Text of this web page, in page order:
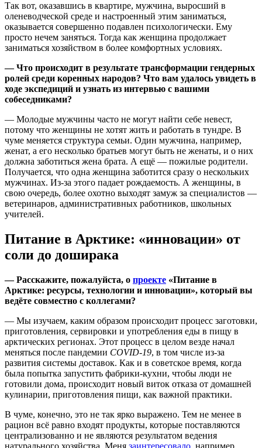
Так вот, оказавшись в квартире, мужчина, выросший в
оленеводческой среде и настроенный этим заниматься,
оказывается совершенно подавлен психологически. Ему
просто нечем заняться. Тогда как женщина продолжает
заниматься хозяйством в более комфортных условиях.
— Что происходит в результате трансформации гендерных
ролей среди коренных народов? Что вам удалось увидеть в
ходе экспедиций и узнать из интервью с вашими
собеседниками?
— Молодые мужчины часто не могут найти себе невест,
потому что женщины не хотят жить и работать в тундре. В
чуме меняется структура семьи. Один мужчина, например,
женат, а его несколько братьев могут быть не женаты, и о них
должна заботиться жена брата. А ещё — пожилые родители.
Получается, что одна женщина заботится сразу о нескольких
мужчинах. Из-за этого падает рождаемость. А женщины, в
свою очередь, более охотно выходят замуж за специалистов —
ветеринаров, административных работников, школьных
учителей.
Питание в Арктике: «инновации» от
соли до доширака
— Расскажите, пожалуйста, о проекте «Питание в
Арктике: ресурсы, технологии и инновации», который вы
ведёте совместно с коллегами?
— Мы изучаем, каким образом происходит процесс заготовки,
приготовления, сервировки и употребления еды в пищу в
арктических регионах. Этот процесс в целом везде начал
меняться после пандемии COVID-19, в том числе из-за
развития системы доставок. Как и в советское время, когда
была попытка запустить фабрики-кухни, чтобы люди не
готовили дома, происходит новый виток отказа от домашней
кулинарии, приготовления пищи, как важной практики.
В чуме, конечно, это не так ярко выражено. Тем не менее в
рацион всё равно входят продукты, которые поставляются
централизованно и не являются результатом ведения
натурального хозяйства. Меня заинтересовало , например,